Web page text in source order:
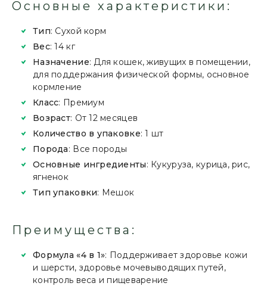
Основные характеристики:
Тип: Сухой корм
Вес: 14 кг
Назначение: Для кошек, живущих в помещении,
для поддержания физической формы, основное
кормление
Класс: Премиум
Возраст: От 12 месяцев
Количество в упаковке: 1 шт
Порода: Все породы
Основные ингредиенты: Кукуруза, курица, рис,
ягненок
Тип упаковки: Мешок
Преимущества:
Формула «4 в 1»: Поддерживает здоровье кожи
и шерсти, здоровье мочевыводящих путей,
контроль веса и пищеварение